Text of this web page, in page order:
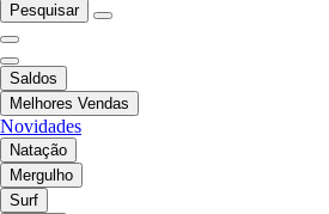
Pesquisar
Saldos
Melhores Vendas
Novidades
Natação
Mergulho
Surf